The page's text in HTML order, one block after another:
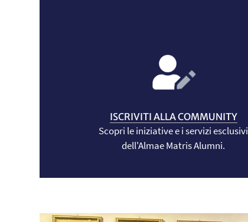
ISCRIVITI ALLA COMMUNITY
Scopri le iniziative e i servizi esclusivi
dell'Almae Matris Alumni.